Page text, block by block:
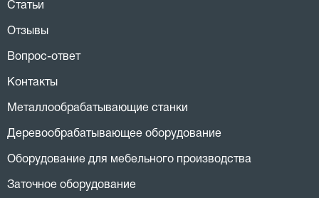
Статьи
Отзывы
Вопрос-ответ
Контакты
Металлообрабатывающие станки
Деревообрабатывающее оборудование
Оборудование для мебельного производства
Заточное оборудование